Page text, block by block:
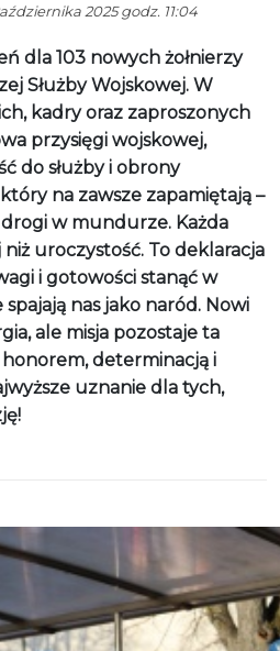
2025 godz. 11:04
dla 103 nowych żołnierzy
Służby Wojskowej. W
kadry oraz zaproszonych
przysięgi wojskowej,
do służby i obrony
na zawsze zapamiętają –
w mundurze. Każda
uroczystość. To deklaracja
i gotowości stanąć w
nas jako naród. Nowi
ale misja pozostaje ta
honorem, determinacją i
uznanie dla tych,